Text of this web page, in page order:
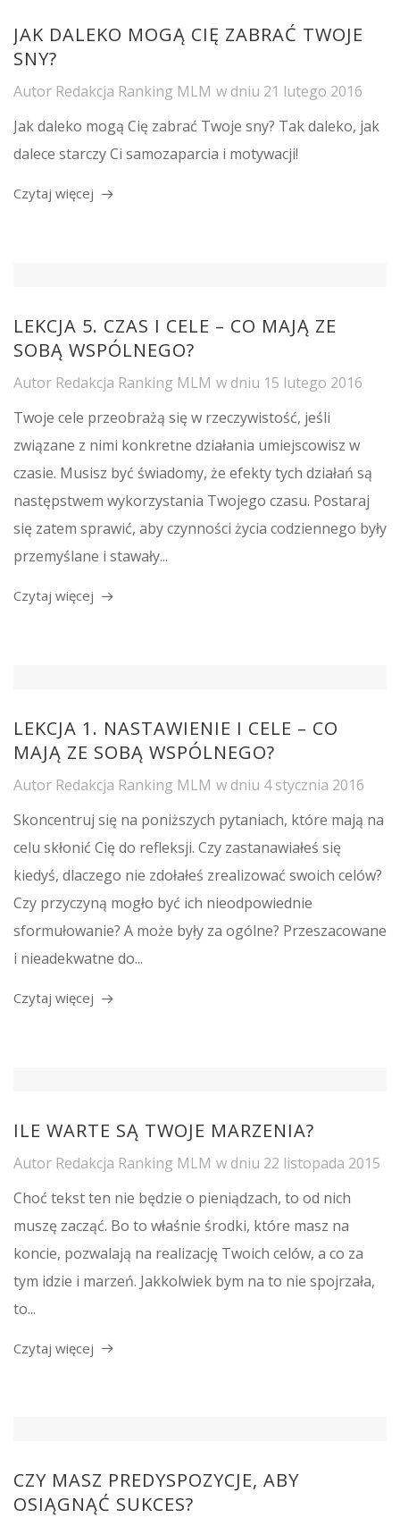
JAK DALEKO MOGĄ CIĘ ZABRAĆ TWOJE
SNY?
Autor Redakcja Ranking MLM w dniu 21 lutego 2016
Jak daleko mogą Cię zabrać Twoje sny? Tak daleko, jak
dalece starczy Ci samozaparcia i motywacji!
Czytaj więcej
LEKCJA 5. CZAS I CELE – CO MAJĄ ZE
SOBĄ WSPÓLNEGO?
Autor Redakcja Ranking MLM w dniu 15 lutego 2016
Twoje cele przeobrażą się w rzeczywistość, jeśli
związane z nimi konkretne działania umiejscowisz w
czasie. Musisz być świadomy, że efekty tych działań są
następstwem wykorzystania Twojego czasu. Postaraj
się zatem sprawić, aby czynności życia codziennego były
przemyślane i stawały...
Czytaj więcej
LEKCJA 1. NASTAWIENIE I CELE – CO
MAJĄ ZE SOBĄ WSPÓLNEGO?
Autor Redakcja Ranking MLM w dniu 4 stycznia 2016
Skoncentruj się na poniższych pytaniach, które mają na
celu skłonić Cię do refleksji. Czy zastanawiałeś się
kiedyś, dlaczego nie zdołałeś zrealizować swoich celów?
Czy przyczyną mogło być ich nieodpowiednie
sformułowanie? A może były za ogólne? Przeszacowane
i nieadekwatne do...
Czytaj więcej
ILE WARTE SĄ TWOJE MARZENIA?
Autor Redakcja Ranking MLM w dniu 22 listopada 2015
Choć tekst ten nie będzie o pieniądzach, to od nich
muszę zacząć. Bo to właśnie środki, które masz na
koncie, pozwalają na realizację Twoich celów, a co za
tym idzie i marzeń. Jakkolwiek bym na to nie spojrzała,
to...
Czytaj więcej
CZY MASZ PREDYSPOZYCJE, ABY
OSIĄGNĄĆ SUKCES?